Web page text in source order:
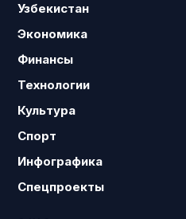
Узбекистан
Экономика
Финансы
Технологии
Культура
Спорт
Инфографика
Спецпроекты